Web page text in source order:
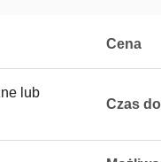
Cena
lub
Czas